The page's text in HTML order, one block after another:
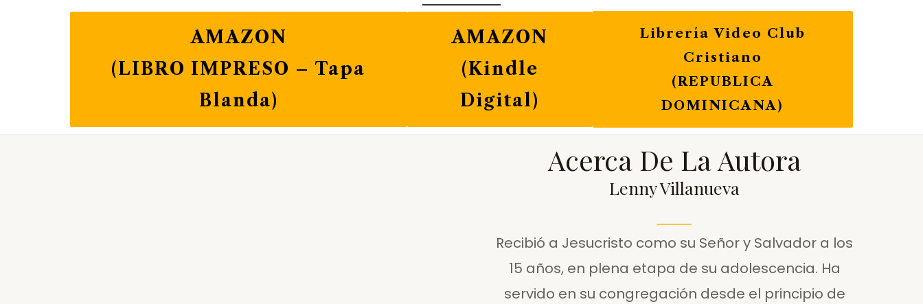
AMAZON
(LIBRO IMPRESO – Tapa
Blanda)
AMAZON
(Kindle
Digital)
Librería Video Club
Cristiano
(REPUBLICA
DOMINICANA)
Acerca De La Autora
Lenny Villanueva
Recibió a Jesucristo como su Señor y Salvador a los
15 años, en plena etapa de su adolescencia. Ha
servido en su congregación desde el principio de